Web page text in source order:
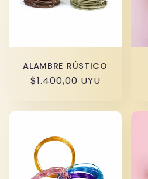
ALAMBRE RÚSTICO
Precio
$1.400,00 UYU